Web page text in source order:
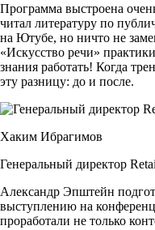
Ксения Красовская
Актриса театра и кино
1
Актриса театра и кино,
речи, преподаватель
подростков.
2
институт (мастерская
им. Щукина.
3
Служила в театрах
Программа выстроена
читал литературу по
на Ютубе, но ничто не
«Искусство речи»
знания работать! Когда
эту разницу: до и после.
Хаким Ибрагимов
Генеральный директор
Александр Эпштейн
выступлению на
проработали не только